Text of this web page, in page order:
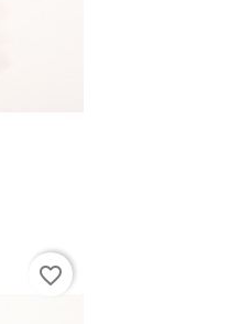
favorite_border